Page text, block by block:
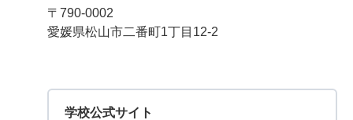
〒790-0002
愛媛県松山市二番町1丁目12-2
学校公式サイト